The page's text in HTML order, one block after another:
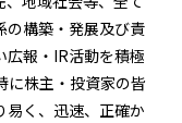
の構築・発展及び責
広報・IR活動を積極
に株主・投資家の皆
易く、迅速、正確か